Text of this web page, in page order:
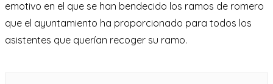
emotivo en el que se han bendecido los ramos de romero
que el ayuntamiento ha proporcionado para todos los
asistentes que querían recoger su ramo.